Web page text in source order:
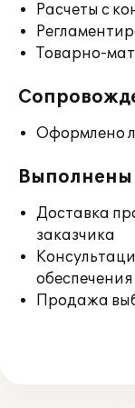
Расчеты с
Товарно-
Оформлено
Доставка
заказчика
Продажа